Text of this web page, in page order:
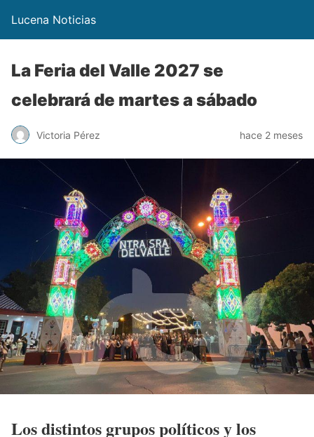
Lucena Noticias
La Feria del Valle 2027 se
celebrará de martes a sábado
Victoria Pérez hace 2 meses
Los distintos grupos políticos y los